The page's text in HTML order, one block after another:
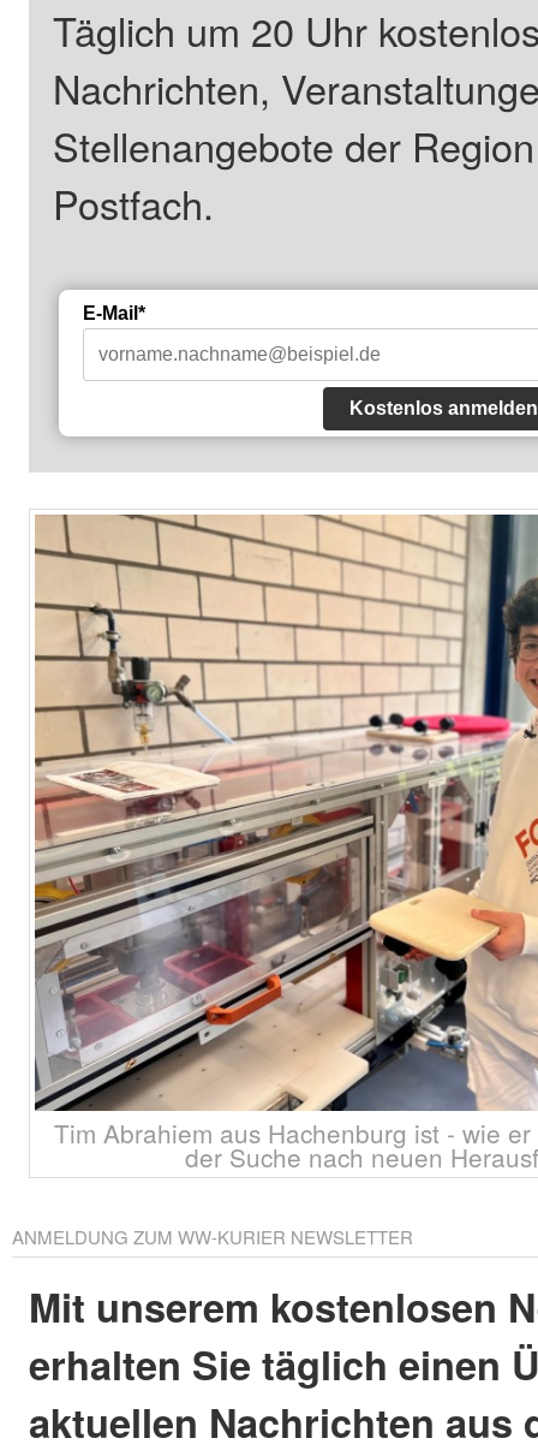
Täglich um 20 Uhr
Nachrichten,
Stellenangebote der
Postfach.
E-Mail*
Kostenlos anmelden
Tim Abrahiem aus Hachenburg ist - wie
der Suche nach neuen
ANMELDUNG ZUM WW-KURIER NEWSLETTER
Mit unserem kostenlosen
erhalten Sie täglich einen
aktuellen Nachrichten aus